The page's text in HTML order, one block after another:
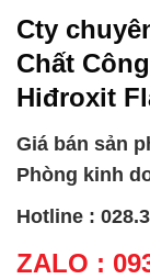
Cty
Chất
Hiđroxit
Giá bán sản
Phòng kinh
Hotline :
ZALO :